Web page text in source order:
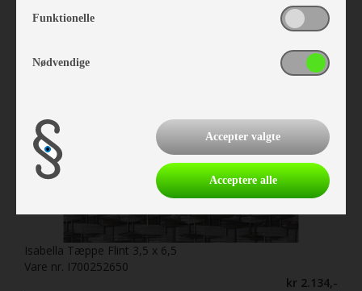
Isabella Tæppe Flint 3,5 x 6,5
Vare nr. I700252650
kr 2.134,-
Funktionelle
Nødvendige
Accepter valgte
Acceptere alle